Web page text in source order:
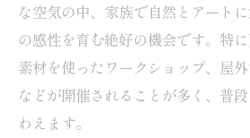
キャンプ場アートイベン
まる理由
四季の里旭志キャンプ場
な空気の中、家族で自然とアート
の感性を育む絶好の機会です。特
素材を使ったワークショップ、屋
などが開催されることが多く、普
わえます。